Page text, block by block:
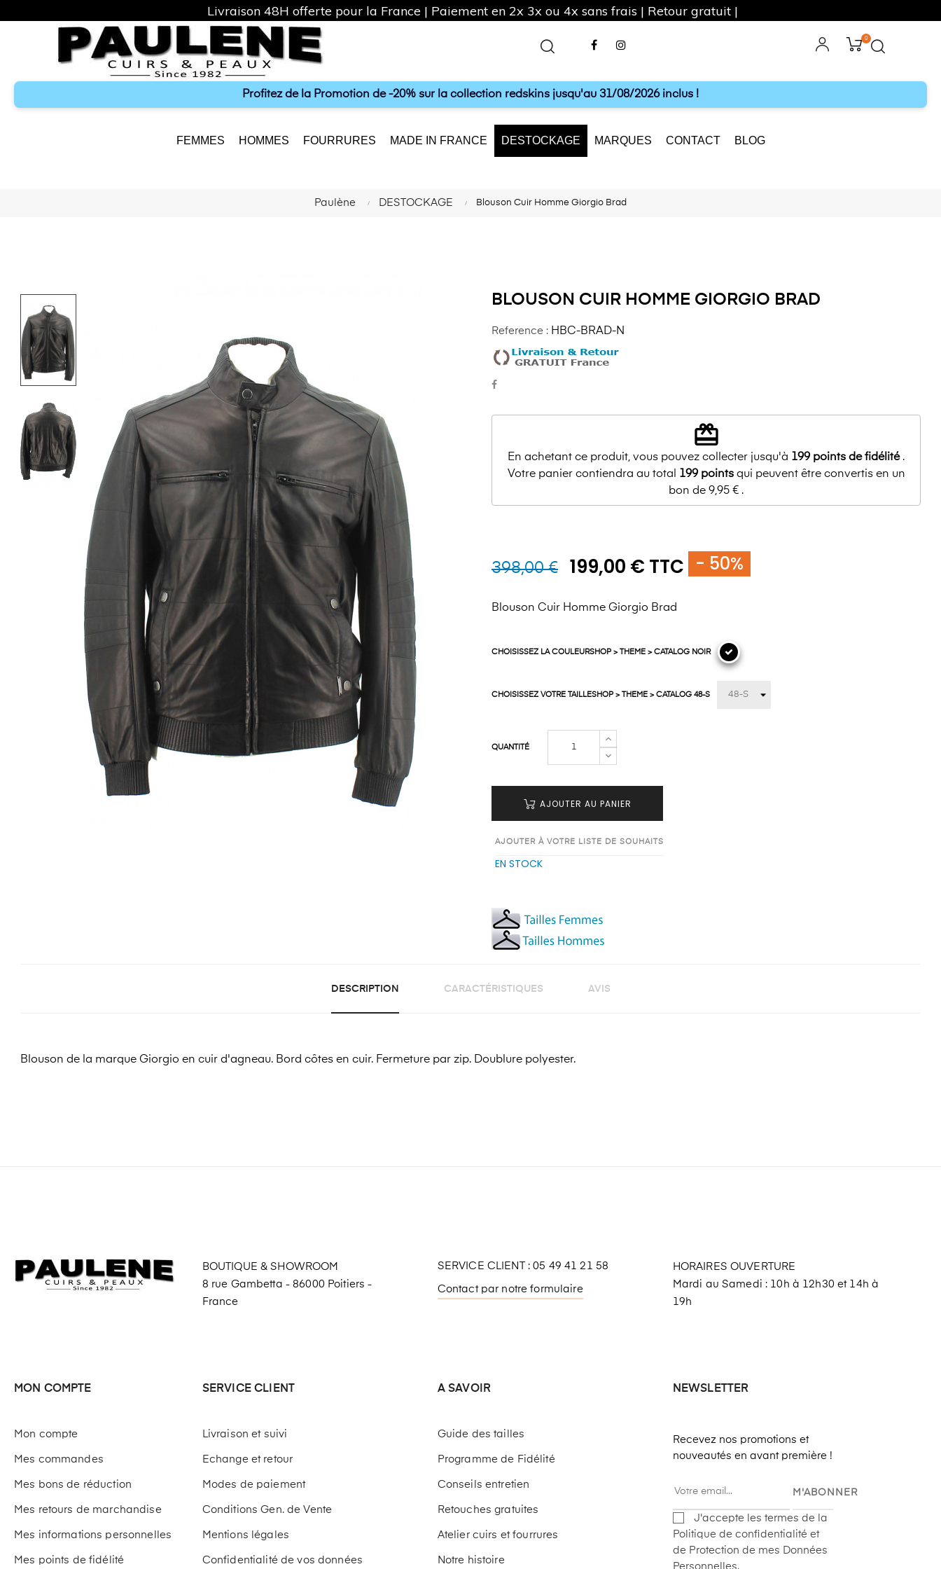
Facebook
0
Profitez de la Promotion de -20% sur la collection redskins jusqu'au 31/08/2026 inclus !
FEMMES HOMMES FOURRURES MADE IN FRANCE DESTOCKAGE MARQUES CONTACT BLOG
Paulène DESTOCKAGE Blouson Cuir Homme Giorgio Brad
BLOUSON CUIR HOMME GIORGIO BRAD
Reference : HBC-BRAD-N
redeem
En achetant ce produit, vous pouvez collecter jusqu'à 199 points de fidélité.
Votre panier contiendra au total 199pointsqui peuvent être convertis en un
bon de 9,95 € .
398,00 € 199,00 € TTC - 50%
Blouson Cuir Homme Giorgio Brad
CHOISISSEZ LA COULEURSHOP > THEME > CATALOG NOIR
CHOISISSEZ VOTRE TAILLESHOP > THEME > CATALOG 48-S
QUANTITÉ
AJOUTER AU PANIER
AJOUTER À VOTRE LISTE DE SOUHAITS
EN STOCK
DESCRIPTION CARACTÉRISTIQUES AVIS
Blouson de la marque Giorgio en cuir d'agneau. Bord côtes en cuir. Fermeture par zip. Doublure polyester.
BOUTIQUE & SHOWROOM
8 rue Gambetta - 86000 Poitiers -
France
SERVICE CLIENT : 05 49 41 21 58
Contact par notre formulaire
HORAIRES OUVERTURE
Mardi au Samedi : 10h à 12h30 et 14h à
19h
MON COMPTE
Mon compte
Mes commandes
Mes bons de réduction
Mes retours de marchandise
Mes informations personnelles
Mes points de fidélité
SERVICE CLIENT
Livraison et suivi
Echange et retour
Modes de paiement
Conditions Gen. de Vente
Mentions légales
Confidentialité de vos données
A SAVOIR
Guide des tailles
Programme de Fidélité
Conseils entretien
Retouches gratuites
Atelier cuirs et fourrures
Notre histoire
NEWSLETTER
Recevez nos promotions et
nouveautés en avant première !
M'ABONNER
J'accepte les termes de la
Politique de confidentialité et
de Protection de mes Données
Personnelles.
Livraison 48H offerte pour la France | Paiement en 2x 3x ou 4x sans frais | Retour gratuit |